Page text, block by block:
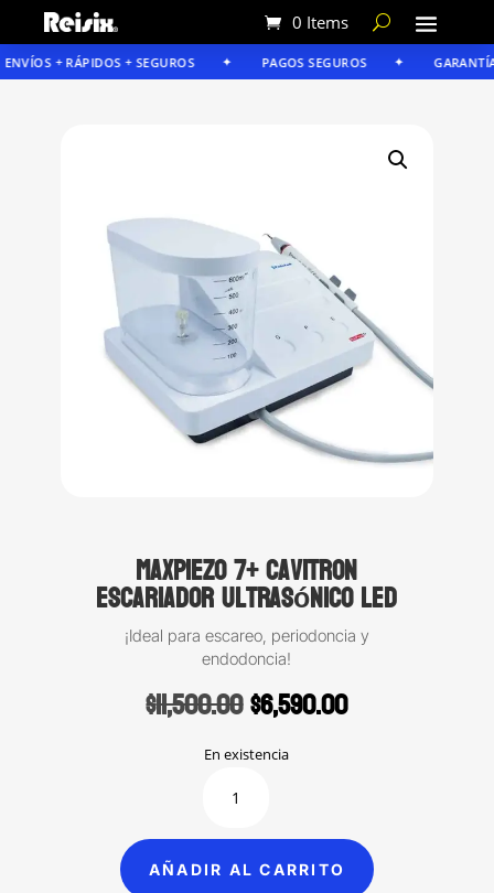
0 Items
+ RÁPIDOS + SEGUROS PAGOS SEGUROS GARANTÍA
MaxPiezo 7+ Cavitron
escariador ultrasónico led
¡Ideal para escareo, periodoncia y
endodoncia!
$11,500.00Original
price
was:
$6,590.00Current
En existencia
ultrasónico
AÑADIR AL CARRITO